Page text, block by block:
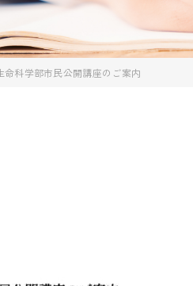
命科学部市民公開講座のご案内